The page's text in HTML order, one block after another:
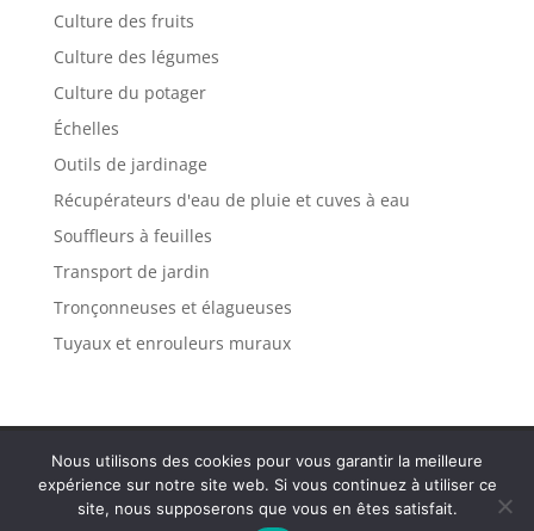
Culture des fruits
Culture des légumes
Culture du potager
Échelles
Outils de jardinage
Récupérateurs d'eau de pluie et cuves à eau
Souffleurs à feuilles
Transport de jardin
Tronçonneuses et élagueuses
Tuyaux et enrouleurs muraux
Politique de confidentialité
Mentions légales
Plan de site
Contact
Nous utilisons des cookies pour vous garantir la meilleure
expérience sur notre site web. Si vous continuez à utiliser ce
site, nous supposerons que vous en êtes satisfait.